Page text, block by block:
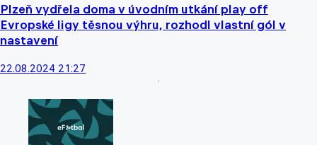
Plzeň vydřela doma v úvodním utkání play off
Evropské ligy těsnou výhru, rozhodl vlastní gól v
nastavení
22.08.2024 21:27